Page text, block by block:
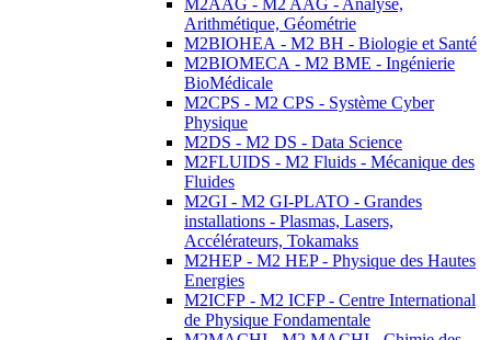
M2AAG - M2 AAG - Analyse,
Arithmétique, Géométrie
M2BIOHEA - M2 BH - Biologie et Santé
M2BIOMECA - M2 BME - Ingénierie
BioMédicale
M2CPS - M2 CPS - Système Cyber
Physique
M2DS - M2 DS - Data Science
M2FLUIDS - M2 Fluids - Mécanique des
Fluides
M2GI - M2 GI-PLATO - Grandes
installations - Plasmas, Lasers,
Accélérateurs, Tokamaks
M2HEP - M2 HEP - Physique des Hautes
Energies
M2ICFP - M2 ICFP - Centre International
de Physique Fondamentale